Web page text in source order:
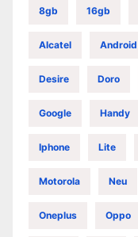
8gb 16gb
Alcatel Android
Desire Doro
Google Handy
Iphone Lite
Motorola Neu
Oneplus Oppo